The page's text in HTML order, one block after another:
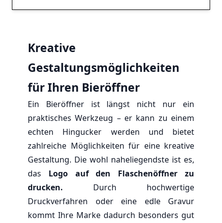
Kreative
Gestaltungsmöglichkeiten
für Ihren Bieröffner
Ein Bieröffner ist längst nicht nur ein
praktisches Werkzeug – er kann zu einem
echten Hingucker werden und bietet
zahlreiche Möglichkeiten für eine kreative
Gestaltung. Die wohl naheliegendste ist es,
das Logo auf den Flaschenöffner zu
drucken. Durch hochwertige
Druckverfahren oder eine edle Gravur
kommt Ihre Marke dadurch besonders gut